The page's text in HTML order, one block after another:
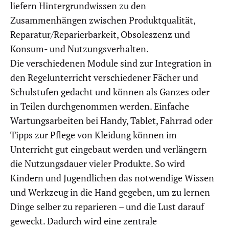
liefern Hintergrundwissen zu den
Zusammenhängen zwischen Produktqualität,
Reparatur/Reparierbarkeit, Obsoleszenz und
Konsum- und Nutzungsverhalten.
Die verschiedenen Module sind zur Integration in
den Regelunterricht verschiedener Fächer und
Schulstufen gedacht und können als Ganzes oder
in Teilen durchgenommen werden. Einfache
Wartungsarbeiten bei Handy, Tablet, Fahrrad oder
Tipps zur Pflege von Kleidung können im
Unterricht gut eingebaut werden und verlängern
die Nutzungsdauer vieler Produkte. So wird
Kindern und Jugendlichen das notwendige Wissen
und Werkzeug in die Hand gegeben, um zu lernen
Dinge selber zu reparieren – und die Lust darauf
geweckt. Dadurch wird eine zentrale